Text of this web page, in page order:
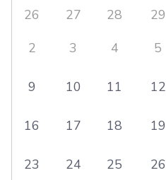
26
27 28 29
2 3 4 5
9 10 11 12
16 17 18 19
23 24 25 26